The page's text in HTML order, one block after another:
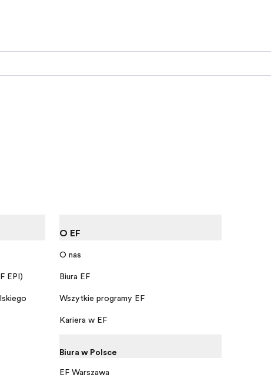
EPI)
O EF
O nas
Biura EF
Wszytkie programy EF
Kariera w EF
Biura w Polsce
EF Warszawa